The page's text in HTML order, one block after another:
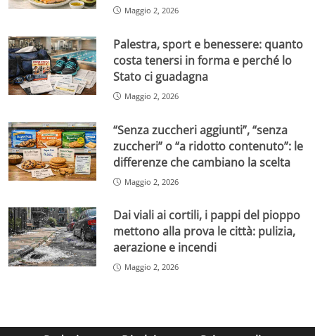
Maggio 2, 2026
Palestra, sport e benessere: quanto
costa tenersi in forma e perché lo
Stato ci guadagna
Maggio 2, 2026
“Senza zuccheri aggiunti”, “senza
zuccheri” o “a ridotto contenuto”: le
differenze che cambiano la scelta
Maggio 2, 2026
Dai viali ai cortili, i pappi del pioppo
mettono alla prova le città: pulizia,
aerazione e incendi
Maggio 2, 2026